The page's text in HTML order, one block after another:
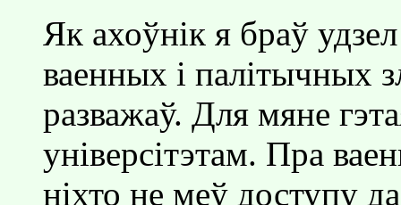
Як ахоўнiк я браў
ваенных i палiтычных
разважаў. Для мяне
унiверсiтэтам. Пра
нiхто не меў доступу